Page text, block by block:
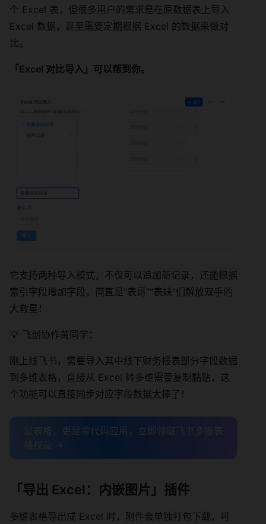
个 Excel 表，但很多用户的需求是在原数据表上导入
Excel 数据，甚至需要定期根据 Excel 的数据来做对
比。
「Excel 对比导入」可以帮到你。
它支持两种导入模式，不仅可以追加新记录，还能根据
索引字段增加字段，简直是“表哥”“表妹”们解放双手的
大救星！
💡 飞创协作黄同学：
刚上线飞书，需要导入其中线下财务报表部分字段数据
到多维表格，直接从 Excel 转多维需要复制黏贴，这
个功能可以直接同步对应字段数据太棒了！
是表格，更是零代码应用，立即领取飞书多维表
格权益 →
「 导出 Excel：内嵌图片 」插件
多维表格导出成 Excel 时，附件会单独打包下载，可